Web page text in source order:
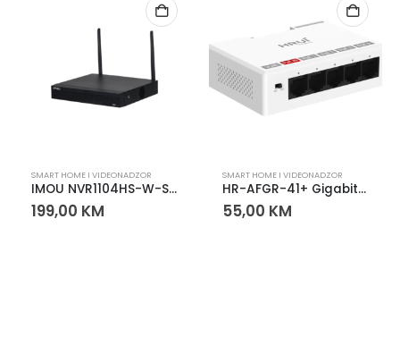
SMART HOME I VIDEONADZOR
IMOU NVR1104HS-W-S2 4-kanalni snimač – Wireless Recorder
199,00 KM
SMART HOME I VIDEONADZOR
HR-AFGR-41+ Gigabit PoE Extender – DIN Rail 1IN 4OUT
55,00 KM